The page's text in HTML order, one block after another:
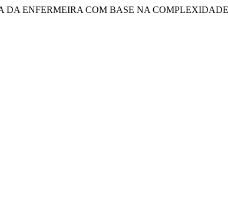
DA ENFERMEIRA COM BASE NA